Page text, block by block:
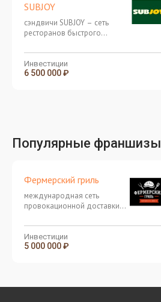
SUBJOY
сэндвичи SUBJOY – сеть
ресторанов быстрого
Инвестиции
6 500 000 ₽
Популярные франшизы
Фермерский гриль
международная сеть
провокационной доставки
Инвестиции
5 000 000 ₽